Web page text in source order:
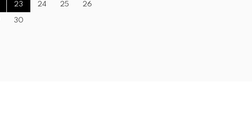
23 24 25 26
30